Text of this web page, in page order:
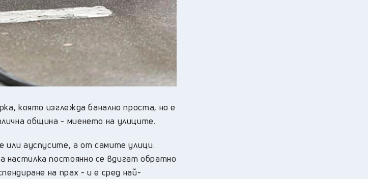
която изглежда банално проста, но е
община - миенето на улиците.
ауспусите, а от самите улици.
постоянно се вдигат обратно
на прах - и е сред най-